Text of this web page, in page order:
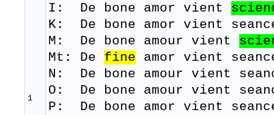
1
I: De bone amor vient
K: De bone amor vient
M: De bone amour vient
Mt: De fine amor vient
N: De bone amour vient
O: De bone amour vient
P: De bone amor vient